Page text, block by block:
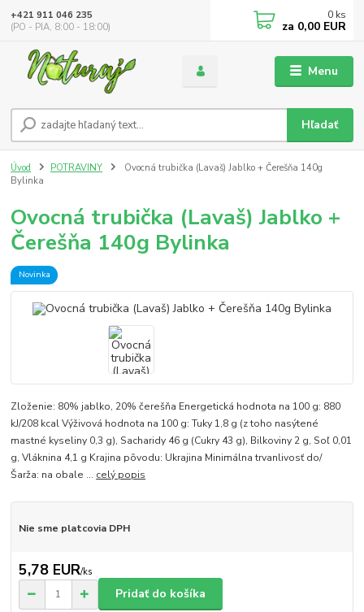
Menu
Hľadať
+421 911 046 235
(PO - PIA, 8:00 - 18:00)
0 ks
za 0,00 EUR
Úvod POTRAVINY
Ovocná trubička (Lavaš) Jablko + Čerešňa 140g
Bylinka
Ovocná trubička (Lavaš) Jablko +
Čerešňa 140g Bylinka
Novinka
Zloženie: 80% jablko, 20% čerešňa Energetická hodnota na 100 g: 880
kJ/208 kcal Výživová hodnota na 100 g: Tuky 1,8 g (z toho nasýtené
mastné kyseliny 0,3 g), Sacharidy 46 g (Cukry 43 g), Bilkoviny 2 g, Soľ 0,01
g, Vláknina 4,1 g Krajina pôvodu: Ukrajina Minimálna trvanlivosť do/
Šarža: na obale ... celý popis
Nie sme platcovia DPH
5,78 EUR/ks
Pridať do košíka